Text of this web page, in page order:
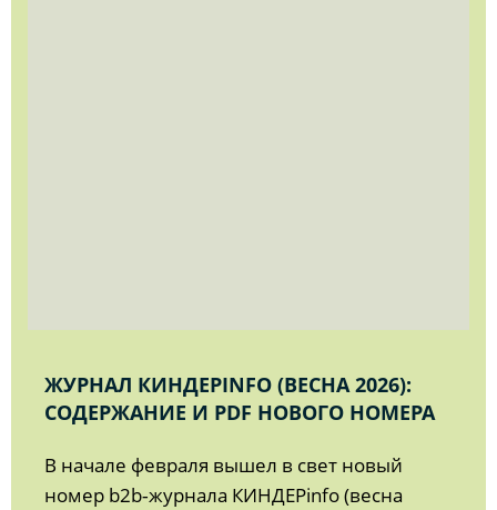
ЖУРНАЛ КИНДЕРINFO (ВЕСНА 2026):
СОДЕРЖАНИЕ И PDF НОВОГО НОМЕРА
В начале февраля вышел в свет новый
номер b2b‑журнала КИНДЕРinfo (весна